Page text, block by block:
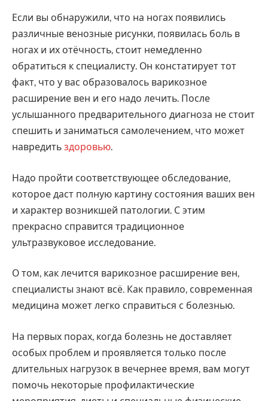
Если вы обнаружили, что на ногах появились
различные венозные рисунки, появилась боль в
ногах и их отёчность, стоит немедленно
обратиться к специалисту. Он констатирует тот
факт, что у вас образовалось варикозное
расширение вен и его надо лечить. После
услышанного предварительного диагноза не стоит
спешить и заниматься самолечением, что может
навредить здоровью.
Надо пройти соответствующее обследование,
которое даст полную картину состояния ваших вен
и характер возникшей патологии. С этим
прекрасно справится традиционное
ультразвуковое исследование.
О том, как лечится варикозное расширение вен,
специалисты знают всё. Как правило, современная
медицина может легко справиться с болезнью.
На первых порах, когда болезнь не доставляет
особых проблем и проявляется только после
длительных нагрузок в вечернее время, вам могут
помочь некоторые профилактические